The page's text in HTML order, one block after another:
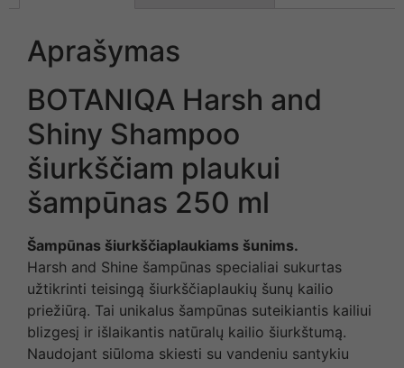
Aprašymas
BOTANIQA Harsh and
Shiny Shampoo
šiurkščiam plaukui
šampūnas 250 ml
Šampūnas šiurkščiaplaukiams šunims.
Harsh and Shine šampūnas specialiai sukurtas
užtikrinti teisingą šiurkščiaplaukių šunų kailio
priežiūrą. Tai unikalus šampūnas suteikiantis kailiui
blizgesį ir išlaikantis natūralų kailio šiurkštumą.
Naudojant siūloma skiesti su vandeniu santykiu